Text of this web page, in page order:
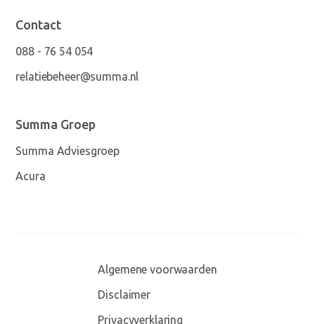
Contact
088 - 76 54 054
relatiebeheer@summa.nl
Summa Groep
Summa Adviesgroep
Acura
Algemene voorwaarden
Disclaimer
Privacyverklaring